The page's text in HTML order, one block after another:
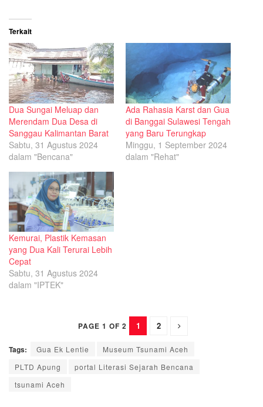
Terkait
Dua Sungai Meluap dan
Merendam Dua Desa di
Sanggau Kalimantan Barat
Sabtu, 31 Agustus 2024
dalam "Bencana"
Ada Rahasia Karst dan Gua
di Banggai Sulawesi Tengah
yang Baru Terungkap
Minggu, 1 September 2024
dalam "Rehat"
Kemurai, Plastik Kemasan
yang Dua Kali Terurai Lebih
Cepat
Sabtu, 31 Agustus 2024
dalam "IPTEK"
PAGE 1 OF 2 1 2
Tags: Gua Ek Lentie
Museum Tsunami Aceh
PLTD Apung
portal Literasi Sejarah Bencana
tsunami Aceh